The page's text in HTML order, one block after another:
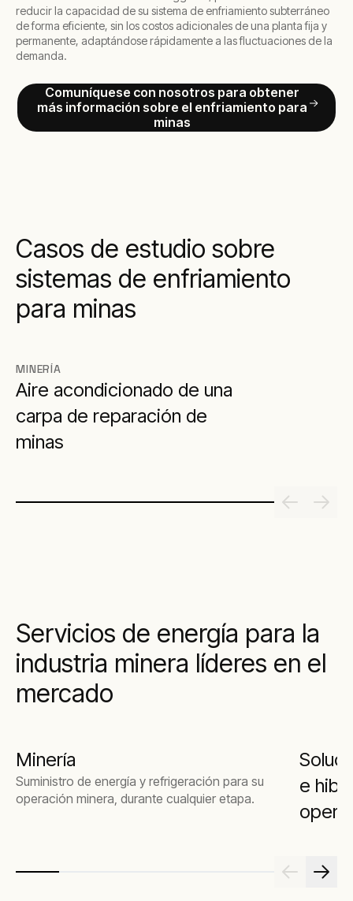
reducir la capacidad de su sistema de enfriamiento subterráneo
de forma eficiente, sin los costos adicionales de una planta fija y
permanente, adaptándose rápidamente a las fluctuaciones de la
demanda.
Comuníquese con nosotros para obtener
más información sobre el enfriamiento para
minas
Casos de estudio sobre
sistemas de enfriamiento
para minas
MINERÍA
Aire acondicionado de una
carpa de reparación de
minas
Servicios de energía para la
industria minera líderes en el
mercado
Minería
Suministro de energía y refrigeración para su
operación minera, durante cualquier etapa.
e